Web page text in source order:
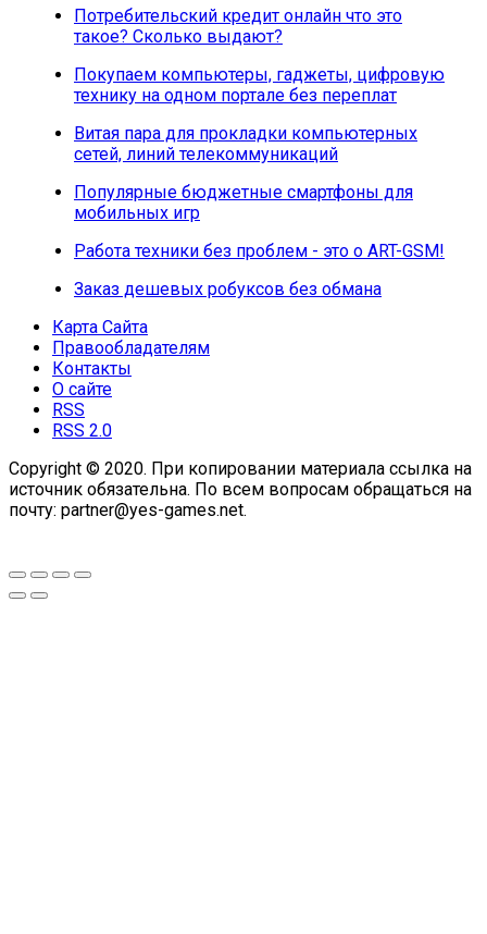
Потребительский кредит онлайн что это
такое? Сколько выдают?
Покупаем компьютеры, гаджеты, цифровую
технику на одном портале без переплат
Витая пара для прокладки компьютерных
сетей, линий телекоммуникаций
Популярные бюджетные смартфоны для
мобильных игр
Работа техники без проблем - это о ART-GSM!
Заказ дешевых робуксов без обмана
Карта Сайта
Правообладателям
Контакты
О сайте
RSS
RSS 2.0
Copyright © 2020. При копировании материала ссылка на
источник обязательна. По всем вопросам обращаться на
почту: partner@yes-games.net.